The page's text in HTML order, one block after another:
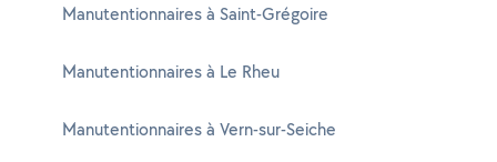
Manutentionnaires à Saint-Grégoire
Manutentionnaires à Le Rheu
Manutentionnaires à Vern-sur-Seiche